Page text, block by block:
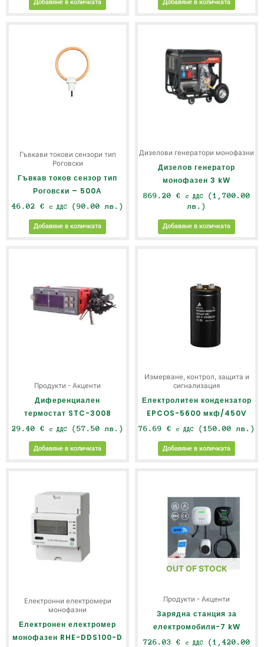
Добавяне в количката Добавяне в количката
Гъвкави токови сензори тип
Роговски
Гъвкав токов сензор тип
Роговски – 500А
46.02 € с ДДС (90.00 лв.)
Добавяне в количката
Дизелови генератори монофазни
Дизелов генератор
монофазен 3 kW
869.20 € с ДДС
(1,700.00
лв.)
Добавяне в количката
Продукти - Акценти
Диференциален
термостат STC-3008
29.40 € с ДДС (57.50 лв.)
Добавяне в количката
Измерване, контрол, защита и
сигнализация
Електролитен кондензатор
EPCOS-5600 мкф/450V
76.69 € с ДДС (150.00 лв.)
Добавяне в количката
Електронни електромери
монофазни
Електронен електромер
монофазен RHE-DDS100-D
OUT OF STOCK
Продукти - Акценти
Зарядна станция за
електромобили-7 kW
726.03 € с ДДС
(1,420.00